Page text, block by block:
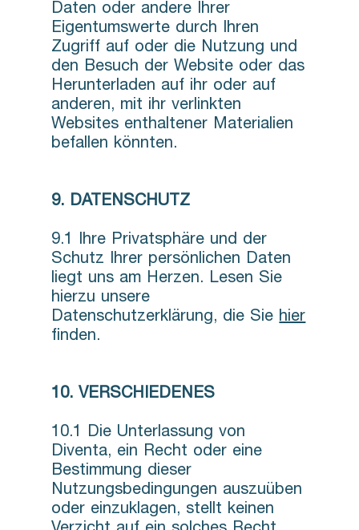
Daten oder andere Ihrer
Eigentumswerte durch Ihren
Zugriff auf oder die Nutzung und
den Besuch der Website oder das
Herunterladen auf ihr oder auf
anderen, mit ihr verlinkten
Websites enthaltener Materialien
befallen könnten.
9. DATENSCHUTZ
9.1 Ihre Privatsphäre und der
Schutz Ihrer persönlichen Daten
liegt uns am Herzen. Lesen Sie
hierzu unsere
Datenschutzerklärung, die Siehier
finden.
10. VERSCHIEDENES
10.1 Die Unterlassung von
Diventa, ein Recht oder eine
Bestimmung dieser
Nutzungsbedingungen auszuüben
oder einzuklagen, stellt keinen